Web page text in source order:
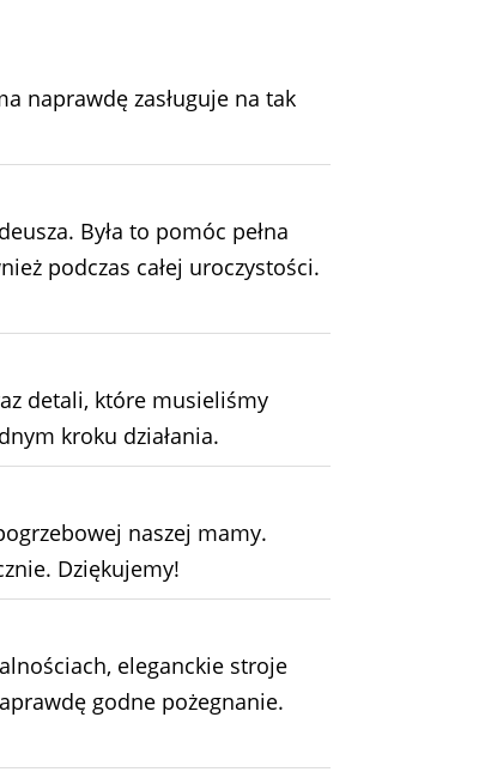
naprawdę zasługuje na tak
Była to pomóc pełna
podczas całej uroczystości.
detali, które musieliśmy
kroku działania.
naszej mamy.
Dziękujemy!
eleganckie stroje
godne pożegnanie.